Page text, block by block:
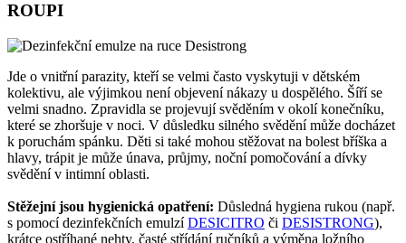
ROUPI
Jde o vnitřní parazity, kteří se velmi často vyskytuji v dětském
kolektivu, ale výjimkou není objevení nákazy u dospělého. Šíří se
velmi snadno. Zpravidla se projevují svěděním v okolí konečníku,
které se zhoršuje v noci. V důsledku silného svědění může docházet
k poruchám spánku. Děti si také mohou stěžovat na bolest bříška a
hlavy, trápit je může únava, průjmy, noční pomočování a dívky
svědění v intimní oblasti.
Stěžejní jsou hygienická opatření: Důsledná hygiena rukou (např.
s pomocí dezinfekčních emulzíDESICITRO či DESISTRONG),
krátce ostříhané nehty, časté střídání ručníků a výměna ložního